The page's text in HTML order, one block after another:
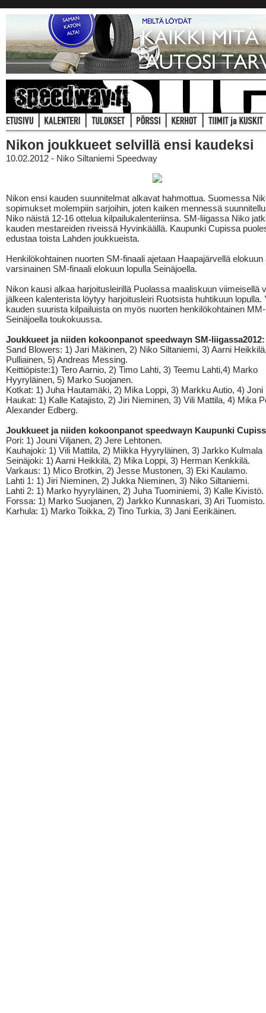
Nikon joukkueet selvillä ensi kaudeksi
10.02.2012 - Niko Siltaniemi Speedway
Nikon ensi kauden suunnitelmat alkavat hahmottua. Suomessa
sopimukset molempiin sarjoihin, joten kaiken mennessä
Niko näistä 12-16 ottelua kilpailukalenteriinsa. SM-liigassa Niko
kauden mestareiden riveissä Hyvinkäällä. Kaupunki Cupissa
edustaa toista Lahden joukkueista.
Henkilökohtainen nuorten SM-finaali ajetaan Haapajärvellä elokuun
varsinainen SM-finaali elokuun lopulla Seinäjoella.
Nikon kausi alkaa harjoitusleirillä Puolassa maaliskuun viimeisellä
jälkeen kalenterista löytyy harjoitusleiri Ruotsista huhtikuun lopulla.
kauden suurista kilpailuista on myös nuorten henkilökohtainen
Seinäjoella toukokuussa.
Joukkueet ja niiden kokoonpanot speedwayn SM-liigassa2012:
Sand Blowers: 1) Jari Mäkinen, 2) Niko Siltaniemi, 3) Aarni
Pulliainen, 5) Andreas Messing.
Keittiöpiste:1) Tero Aarnio, 2) Timo Lahti, 3) Teemu Lahti,4) Marko
Hyyryläinen, 5) Marko Suojanen.
Kotkat: 1) Juha Hautamäki, 2) Mika Loppi, 3) Markku Autio, 4) Joni
Haukat: 1) Kalle Katajisto, 2) Jiri Nieminen, 3) Vili Mattila, 4) Mika
Alexander Edberg.
Joukkueet ja niiden kokoonpanot speedwayn Kaupunki
Pori: 1) Jouni Viljanen, 2) Jere Lehtonen.
Kauhajoki: 1) Vili Mattila, 2) Miikka Hyyryläinen, 3) Jarkko Kulmala
Seinäjoki: 1) Aarni Heikkilä, 2) Mika Loppi, 3) Herman Kenkkilä.
Varkaus: 1) Mico Brotkin, 2) Jesse Mustonen, 3) Eki Kaulamo.
Lahti 1: 1) Jiri Nieminen, 2) Jukka Nieminen, 3) Niko Siltaniemi.
Lahti 2: 1) Marko hyyryläinen, 2) Juha Tuominiemi, 3) Kalle Kivistö.
Forssa: 1) Marko Suojanen, 2) Jarkko Kunnaskari, 3) Ari Tuomisto.
Karhula: 1) Marko Toikka, 2) Tino Turkia, 3) Jani Eerikäinen.